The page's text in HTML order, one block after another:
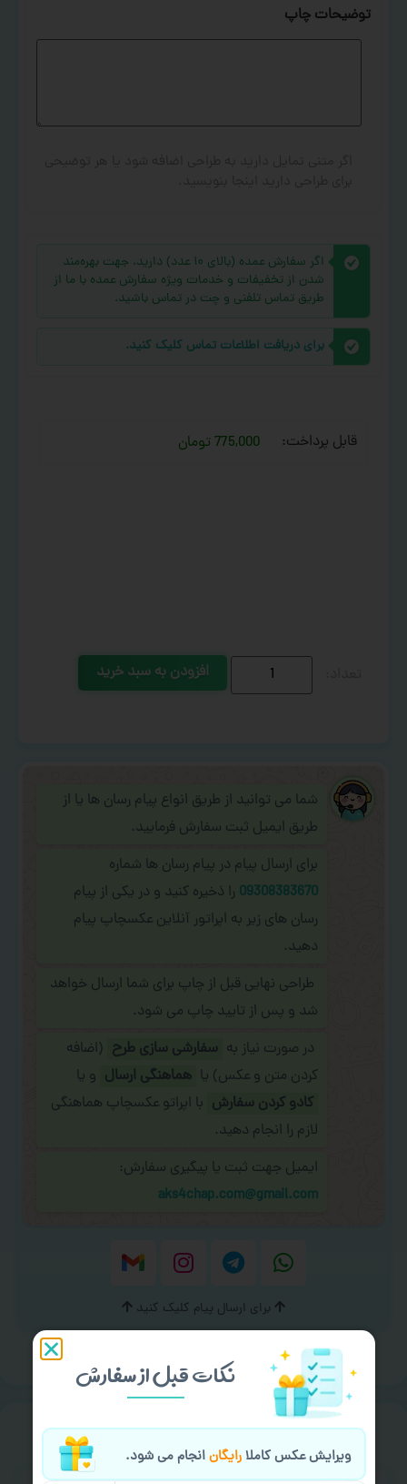
توضیحات چاپ
اگر سفارش عمده (بالای ۱۰ عدد) دارید، جهت بهره‌مند
شدن از تخفیفات و خدمات ویژه سفارش عمده با ما از
طریق تماس تلفنی و چت در تماس باشید.
برای دریافت اطلاعات تماس کلیک کنید.
قابل پرداخت: 775,000 تومان
افزودن به سبد خرید
شما می توانید از طریق انواع پیام رسان ها یا از
طریق ایمیل ثبت سفارش فرمایید.
برای ارسال پیام در پیام رسان ها شماره
09308383670 را ذخیره کنید و در یکی از پیام
رسان های زیر به اپراتور آنلاین عکسچاپ پیام
دهید.
طراحی نهایی قبل از چاپ برای شما ارسال خواهد
شد و پس از تایید چاپ می شود.
در صورت نیاز به سفارشی سازی طرح (اضافه
کردن متن و عکس) یا هماهنگی ارسال و یا
کادو کردن سفارش با اپراتو عکسچاپ هماهنگی
لازم را انجام دهید.
ایمیل جهت ثبت یا پیگیری سفارش:
aks4chap.com@gmail.com
برای ارسال پیام کلیک کنید
خیالت راحت ازسفارش گیری
نکات قبل از سفارش
ویرایش عکس کاملارایگانانجام می شود.